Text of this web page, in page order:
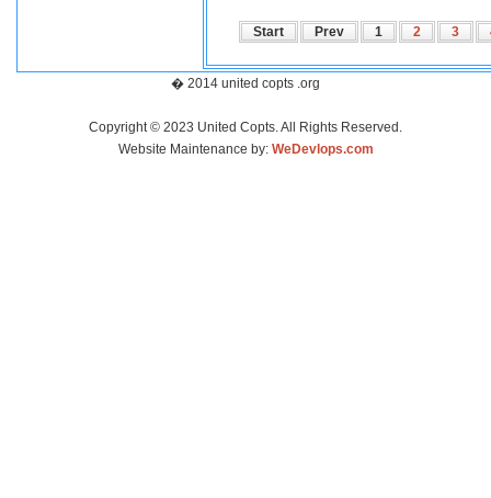
Start Prev 1 2 3
� 2014 united copts .org
Copyright © 2023 United Copts. All Rights Reserved.
Website Maintenance by: WeDevlops.com